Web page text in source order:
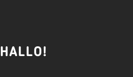
HALLO!